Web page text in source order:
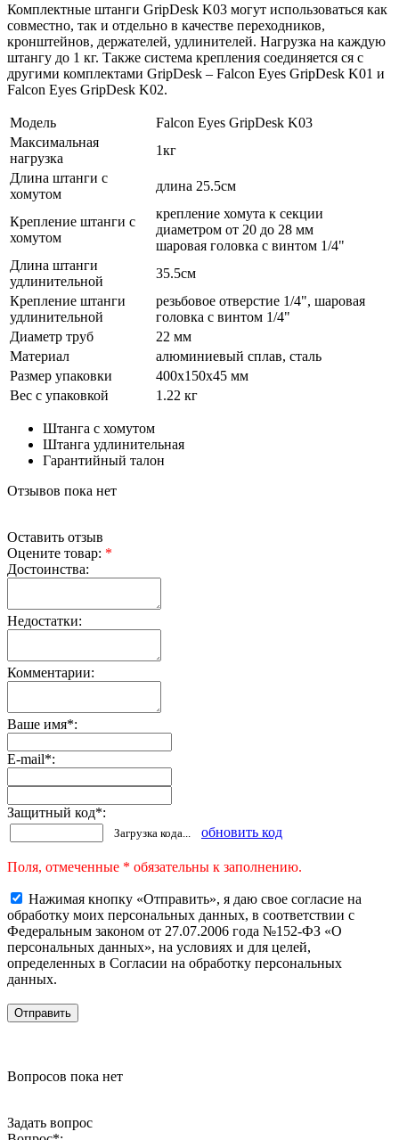
Комплектные штанги GripDesk K03 могут использоваться как
совместно, так и отдельно в качестве переходников,
кронштейнов, держателей, удлинителей. Нагрузка на каждую
штангу до 1 кг. Также система крепления соединяется ся с
другими комплектами GripDesk – Falcon Eyes GripDesk K01 и
Falcon Eyes GripDesk K02.
Модель
Falcon Eyes GripDesk K03
Максимальная
нагрузка
1кг
Длина штанги с
хомутом
длина 25.5см
Крепление штанги с
хомутом
крепление хомута к секции
диаметром от 20 до 28 мм
шаровая головка с винтом 1/4"
Длина штанги
удлинительной
35.5см
Крепление штанги
удлинительной
резьбовое отверстие 1/4", шаровая
головка с винтом 1/4"
Диаметр труб
22 мм
Материал
алюминиевый сплав, сталь
Размер упаковки
400х150х45 мм
Вес с упаковкой
1.22 кг
Штанга с хомутом
Штанга удлинительная
Гарантийный талон
Отзывов пока нет
Оставить отзыв
Оцените товар: *
Достоинства:
Недостатки:
Комментарии:
Ваше имя*:
E-mail*:
Защитный код*:
Загрузка кода... обновить код
Поля, отмеченные * обязательны к заполнению.
Нажимая кнопку «Отправить», я даю свое согласие на
обработку моих персональных данных, в соответствии с
Федеральным законом от 27.07.2006 года №152-ФЗ «О
персональных данных», на условиях и для целей,
определенных в Согласии на обработку персональных
данных.
Вопросов пока нет
Задать вопрос